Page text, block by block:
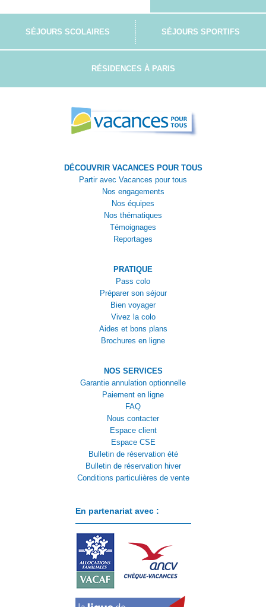
SÉJOURS SCOLAIRES SÉJOURS SPORTIFS
RÉSIDENCES À PARIS
DÉCOUVRIR VACANCES POUR TOUS
Partir avec Vacances pour tous
Nos engagements
Nos équipes
Nos thématiques
Témoignages
Reportages
PRATIQUE
Pass colo
Préparer son séjour
Bien voyager
Vivez la colo
Aides et bons plans
Brochures en ligne
NOS SERVICES
Garantie annulation optionnelle
Paiement en ligne
FAQ
Nous contacter
Espace client
Espace CSE
Bulletin de réservation été
Bulletin de réservation hiver
Conditions particulières de vente
En partenariat avec :